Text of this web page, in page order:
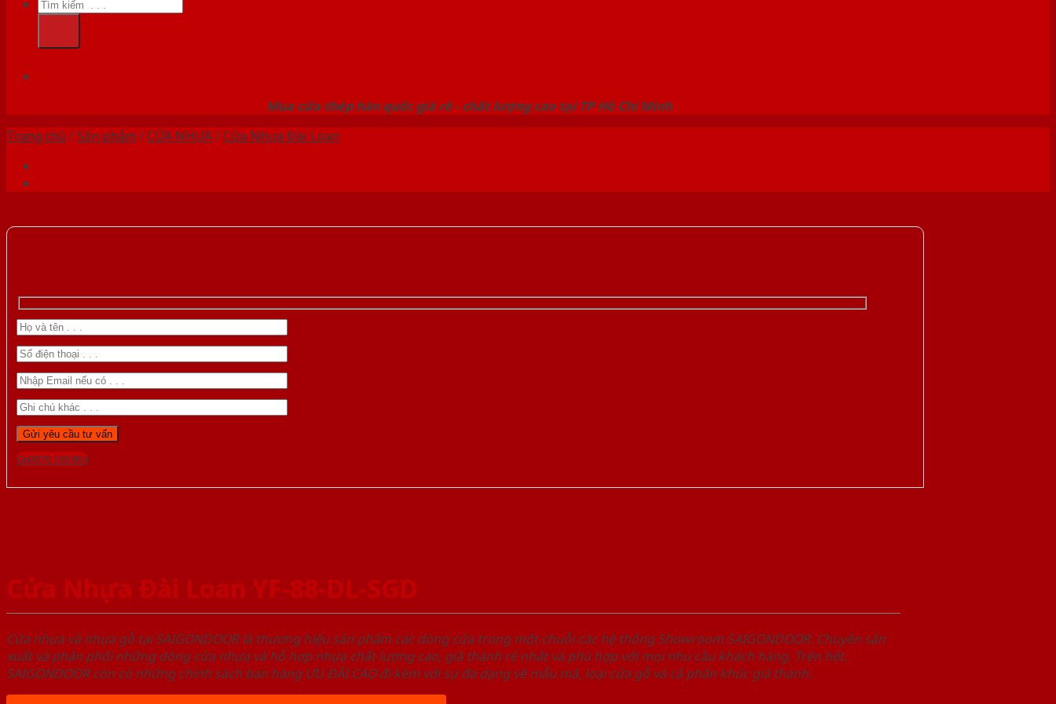
kiếm:
Mua cửa thép hàn quốc giá rẻ - chất lượng cao tại TP Hồ Chí Minh
Trang chủ /Sản phẩm /CỬA NHỰA/Cửa Nhựa Đài Loan
Gọi 0976.169.864
Cửa Nhựa Đài Loan YF-88-DL-SGD
Cửa nhựa và nhựa gỗ tại SAIGONDOOR là thương hiệu sản phẩm các dòng cửa trong một chuỗi các hệ thống Showroom SAIGONDOOR. Chuyên sản
xuất và phân phối những dòng cửa nhựa và hỗ hợp nhựa chất lượng cao, giá thành rẻ nhất và phù hợp với mọi nhu cầu khách hàng. Trên hết,
SAIGONDOOR còn có những chính sách bán hàng ƯU ĐÃI CAO đi kèm với sự đa dạng về mẫu mã, loại cửa gỗ và cả phân khúc giá thành.